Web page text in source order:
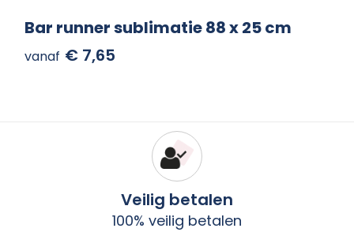
Bar runner sublimatie 88 x 25 cm
vanaf € 7,65
Veilig betalen
100% veilig betalen